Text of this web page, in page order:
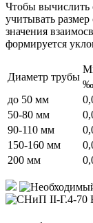
Чтобы вычислить
учитывать
значения
формируется
Диаметр трубы
‰
до 50 мм
50-80 мм
90-110 мм
150-160 мм
200 мм